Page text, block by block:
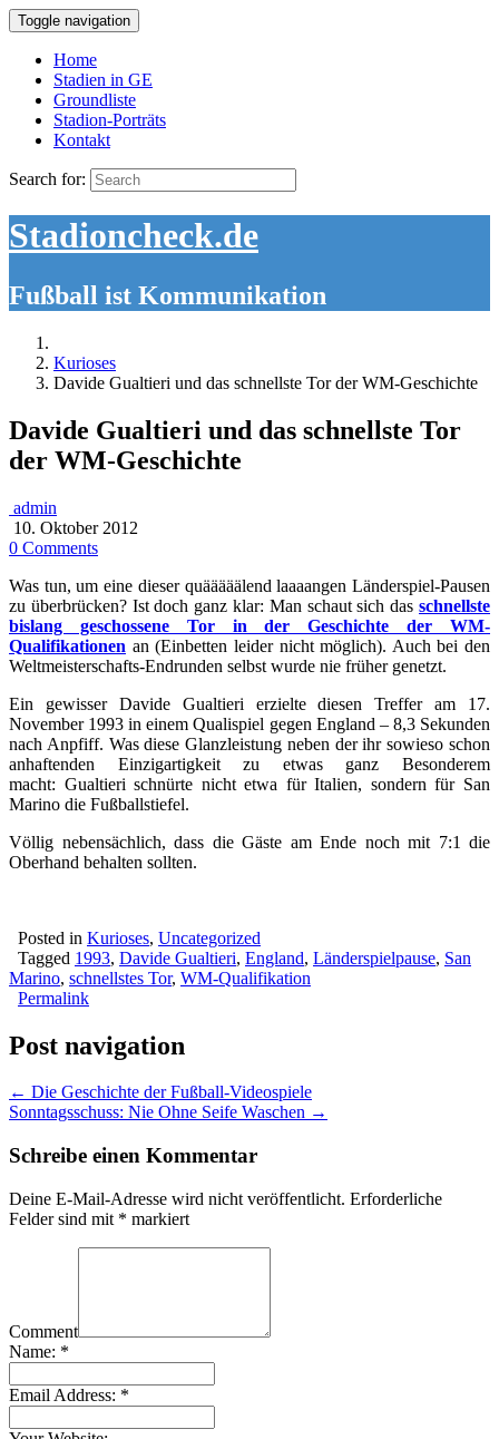
Toggle navigation
Home
Stadien in GE
Groundliste
Stadion-Porträts
Kontakt
Search for:
Stadioncheck.de
Fußball ist Kommunikation
Kurioses
Davide Gualtieri und das schnellste Tor der WM-Geschichte
Davide Gualtieri und das schnellste Tor
der WM-Geschichte
admin
10. Oktober 2012
0 Comments
Was tun, um eine dieser quääääälend laaaangen Länderspiel-Pausen
zu überbrücken? Ist doch ganz klar: Man schaut sich das schnellste
bislang geschossene Tor in der Geschichte der WM-
Qualifikationen an (Einbetten leider nicht möglich). Auch bei den
Weltmeisterschafts-Endrunden selbst wurde nie früher genetzt.
Ein gewisser Davide Gualtieri erzielte diesen Treffer am 17.
November 1993 in einem Qualispiel gegen England – 8,3 Sekunden
nach Anpfiff. Was diese Glanzleistung neben der ihr sowieso schon
anhaftenden Einzigartigkeit zu etwas ganz Besonderem
macht: Gualtieri schnürte nicht etwa für Italien, sondern für San
Marino die Fußballstiefel.
Völlig nebensächlich, dass die Gäste am Ende noch mit 7:1 die
Oberhand behalten sollten.
Posted in Kurioses, Uncategorized
Tagged 1993, Davide Gualtieri, England, Länderspielpause, San
Marino, schnellstes Tor, WM-Qualifikation
Permalink
Post navigation
← Die Geschichte der Fußball-Videospiele
Sonntagsschuss: Nie Ohne Seife Waschen →
Schreibe einen Kommentar
Deine E-Mail-Adresse wird nicht veröffentlicht. Erforderliche
Felder sind mit * markiert
Comment
Name: *
Email Address: *